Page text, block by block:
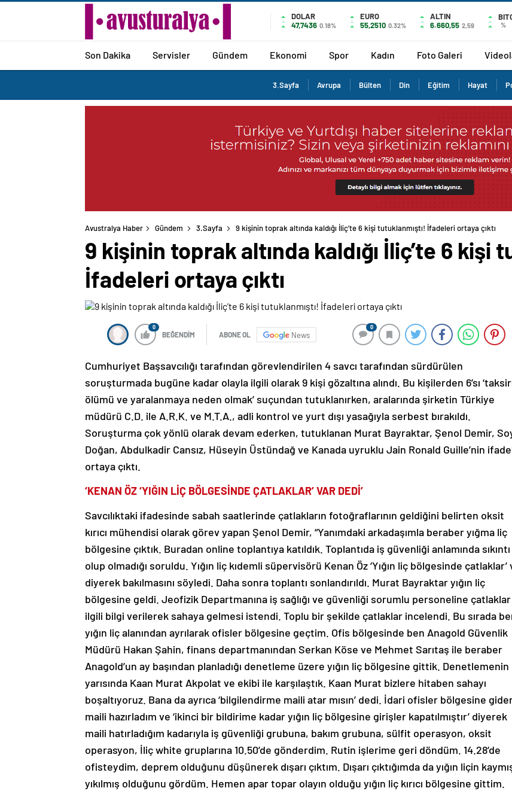
DOLAR
47,7436 0.18%
EURO
55,2510 0.32%
ALTIN
6.660,55 2,59 %
Son Dakika Servisler Gündem Ekonomi Spor Kadın Foto Galeri
3.Sayfa Avrupa Bülten Din Eğitim Hayat
Avustralya Haber Gündem 3.Sayfa 9 kişinin toprak altında kaldığı İliç’te 6 kişi tutuklanmıştı! İfadeleri ortaya çıktı
9 kişinin toprak altında kaldığı İliç’te 6 kişi
İfadeleri ortaya çıktı
0
BEĞENDİM ABONE OL News
0
Cumhuriyet Başsavcılığı tarafından görevlendirilen 4 savcı tarafından sürdürülen
soruşturmada bugüne kadar olayla ilgili olarak 9 kişi gözaltına alındı. Bu kişilerden 6’sı
ölümü ve yaralanmaya neden olmak’ suçundan tutuklanırken, aralarında şirketin Türkiye
müdürü C.D. ile A.R.K. ve M.T.A., adli kontrol ve yurt dışı yasağıyla serbest bırakıldı.
Soruşturma çok yönlü olarak devam ederken, tutuklanan Murat Bayraktar, Şenol Demir,
Doğan, Abdulkadir Cansız, Hüseyin Üstündağ ve Kanada uyruklu Jain Ronald Guille’nin
ortaya çıktı.
‘KENAN ÖZ ‘YIĞIN LİÇ BÖLGESİNDE ÇATLAKLAR’ VAR DEDİ’
Savcılıktaki ifadesinde sabah saatlerinde çatlakların fotoğraflarının geldiğini belirten oksit
kırıcı mühendisi olarak görev yapan Şenol Demir, “Yanımdaki arkadaşımla beraber yığma liç
bölgesine çıktık. Buradan online toplantıya katıldık. Toplantıda iş güvenliği anlamında sıkıntı
olup olmadığı soruldu. Yığın liç kıdemli süpervisörü Kenan Öz ‘Yığın liç bölgesinde çatlaklar’
diyerek bakılmasını söyledi. Daha sonra toplantı sonlandırıldı. Murat Bayraktar yığın liç
bölgesine geldi. Jeofizik Departmanına iş sağlığı ve güvenliği sorumlu personeline
ilgili bilgi verilerek sahaya gelmesi istendi. Toplu bir şekilde çatlaklar incelendi. Bu sırada
yığın liç alanından ayrılarak ofisler bölgesine geçtim. Ofis bölgesinde ben Anagold Güvenlik
Müdürü Hakan Şahin, finans departmanından Serkan Köse ve Mehmet Sarıtaş ile beraber
Anagold’un ay başından planladığı denetleme üzere yığın liç bölgesine gittik. Denetlemenin
yarısında Kaan Murat Akpolat ve ekibi ile karşılaştık. Kaan Murat bizlere hitaben sahayı
boşaltıyoruz. Bana da ayrıca ‘bilgilendirme maili atar mısın’ dedi. İdari ofisler bölgesine
maili hazırladım ve ‘ikinci bir bildirime kadar yığın liç bölgesine girişler kapatılmıştır’ diyerek
maili hatırladığım kadarıyla iş güvenliği grubuna, bakım grubuna, sülfit operasyon, oksit
operasyon, İliç white gruplarına 10.50’de gönderdim. Rutin işlerime geri döndüm. 14.28’de
ofisteydim, deprem olduğunu düşünerek dışarı çıktım. Dışarı çıktığımda da yığın liçin
yıkılmış olduğunu gördüm. Hemen apar topar olayın olduğu yığın liç kırıcı bölgesine gittim.